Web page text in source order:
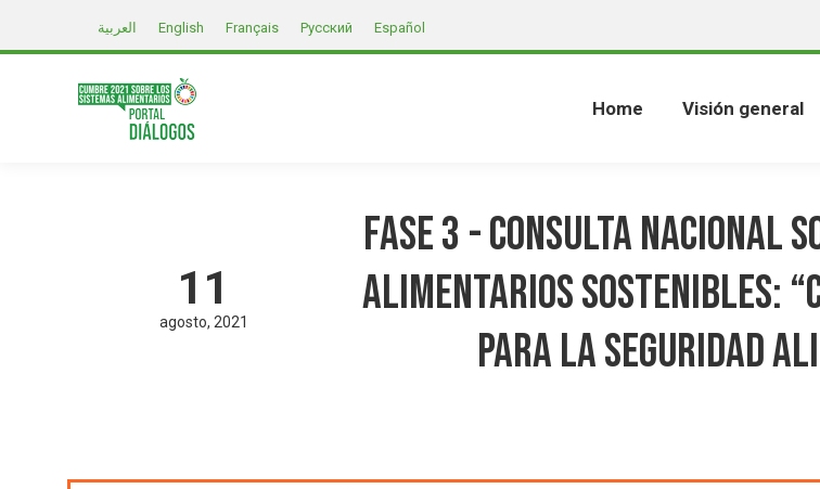
العربية English Français Русский Español
Home Visión general
11
agosto 2021
Fase 3 - Consulta Nacional
Alimentarios Sostenibles:
para la Seguridad